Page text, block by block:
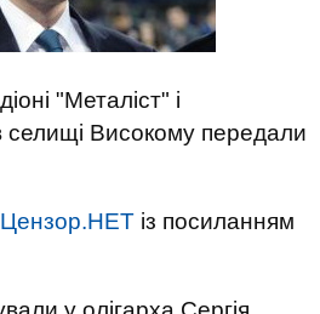
"Металіст" і
селищі Високому передали
Цензор.НЕТ із посиланням